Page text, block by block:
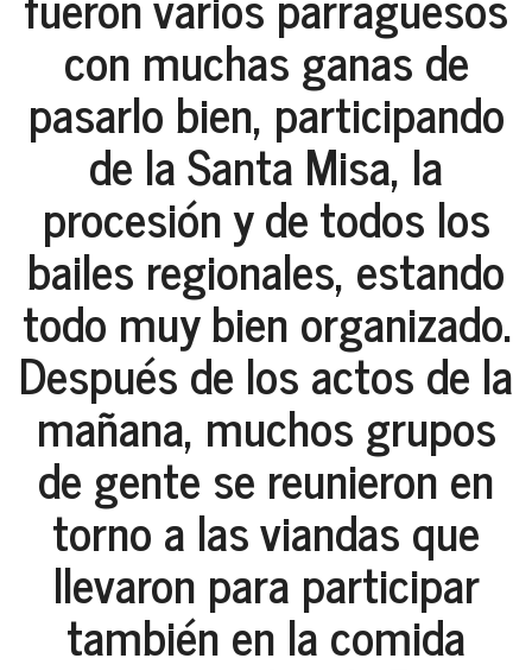
con muchas ganas de
pasarlo bien, participando
de la Santa Misa, la
procesión y de todos los
bailes regionales, estando
todo muy bien organizado.
Después de los actos de la
mañana, muchos grupos
de gente se reunieron en
torno a las viandas que
llevaron para participar
también en la comida